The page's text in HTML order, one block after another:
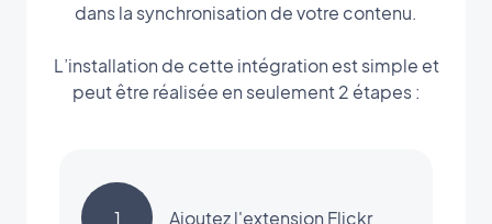
dans la synchronisation de votre contenu.
L’installation de cette intégration est simple et
peut être réalisée en seulement 2 étapes :
1 Ajoutez l'extension Flickr